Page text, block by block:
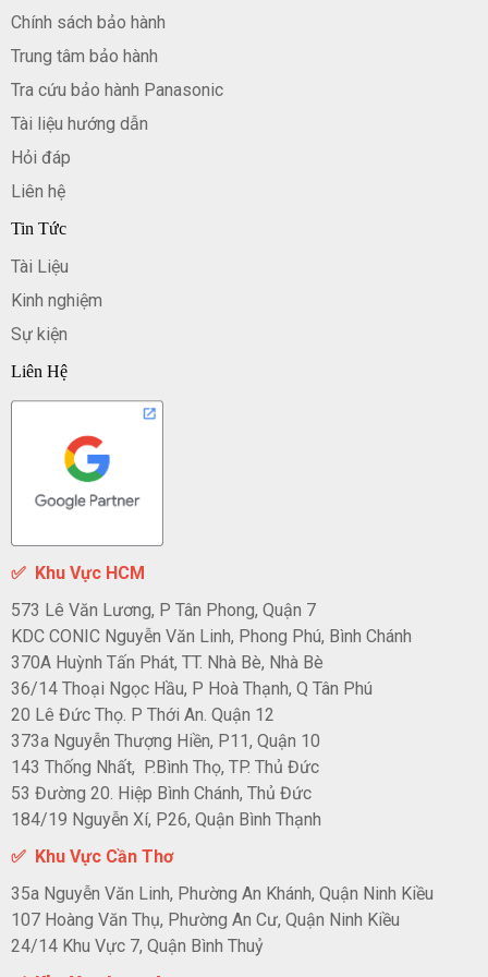
Chính sách bảo hành
Trung tâm bảo hành
Tra cứu bảo hành Panasonic
Tài liệu hướng dẫn
Hỏi đáp
Liên hệ
Tin Tức
Tài Liệu
Kinh nghiệm
Sự kiện
Liên Hệ
✅ Khu Vực HCM
573 Lê Văn Lương, P Tân Phong, Quận 7
KDC CONIC Nguyễn Văn Linh, Phong Phú, Bình Chánh
370A Huỳnh Tấn Phát, TT. Nhà Bè, Nhà Bè
36/14 Thoại Ngọc Hầu, P Hoà Thạnh, Q Tân Phú
20 Lê Đức Thọ. P Thới An. Quận 12
373a Nguyễn Thượng Hiền, P11, Quận 10
143 Thống Nhất, P.Bình Thọ, TP. Thủ Đức
53 Đường 20. Hiệp Bình Chánh, Thủ Đức
184/19 Nguyễn Xí, P26, Quận Bình Thạnh
✅ Khu Vực Cần Thơ
35a Nguyễn Văn Linh, Phường An Khánh, Quận Ninh Kiều
107 Hoàng Văn Thụ, Phường An Cư, Quận Ninh Kiều
24/14 Khu Vực 7, Quận Bình Thuỷ